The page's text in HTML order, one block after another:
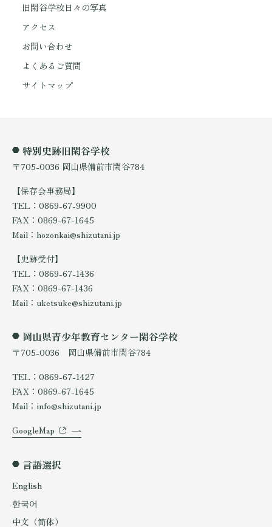
旧閑谷学校日々の写真
アクセス
お問い合わせ
よくあるご質問
サイトマップ
特別史跡旧閑谷学校
〒705-0036 岡山県備前市閑谷784
【保存会事務局】
TEL：0869-67-9900
FAX：0869-67-1645
Mail：hozonkai@shizutani.jp
【史跡受付】
TEL：0869-67-1436
FAX：0869-67-1436
Mail：uketsuke@shizutani.jp
岡山県青少年教育センター閑谷学校
〒705-0036 岡山県備前市閑谷784
TEL：0869-67-1427
FAX：0869-67-1645
Mail：info@shizutani.jp
GoogleMap
言語選択
English
한국어
中文（简体）